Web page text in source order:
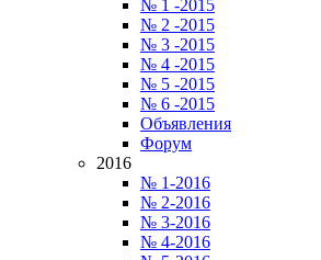
№ 1 -2015
№ 2 -2015
№ 3 -2015
№ 4 -2015
№ 5 -2015
№ 6 -2015
Объявления
Форум
2016
№ 1-2016
№ 2-2016
№ 3-2016
№ 4-2016